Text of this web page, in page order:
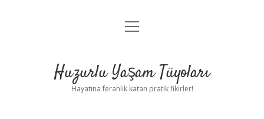
Anasayfa
Yasal Uyarı
menüyü
Huzurlu Yaşam Tüyoları
Hayatına ferahlık katan pratik fikirler!